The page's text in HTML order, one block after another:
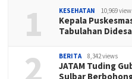
1 KESEHATAN 10,969
Kepala
Tabulahan
2 BERITA 8,342 views
JATAM Tuding
Sulbar